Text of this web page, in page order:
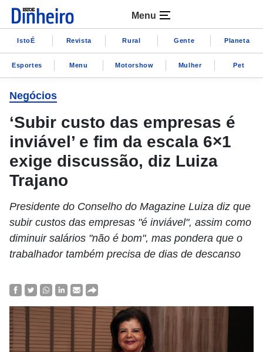
Menu
IstoÉ Revista Rural Gente Planeta
Esportes Menu Motorshow Mulher Pet
Negócios
‘Subir custo das empresas é
inviável’ e fim da escala 6×1
exige discussão, diz Luiza
Trajano
Presidente do Conselho do Magazine Luiza diz que
subir custos das empresas "é inviável", assim como
diminuir salários "não é bom", mas pondera que o
trabalhador também precisa de dias de descanso